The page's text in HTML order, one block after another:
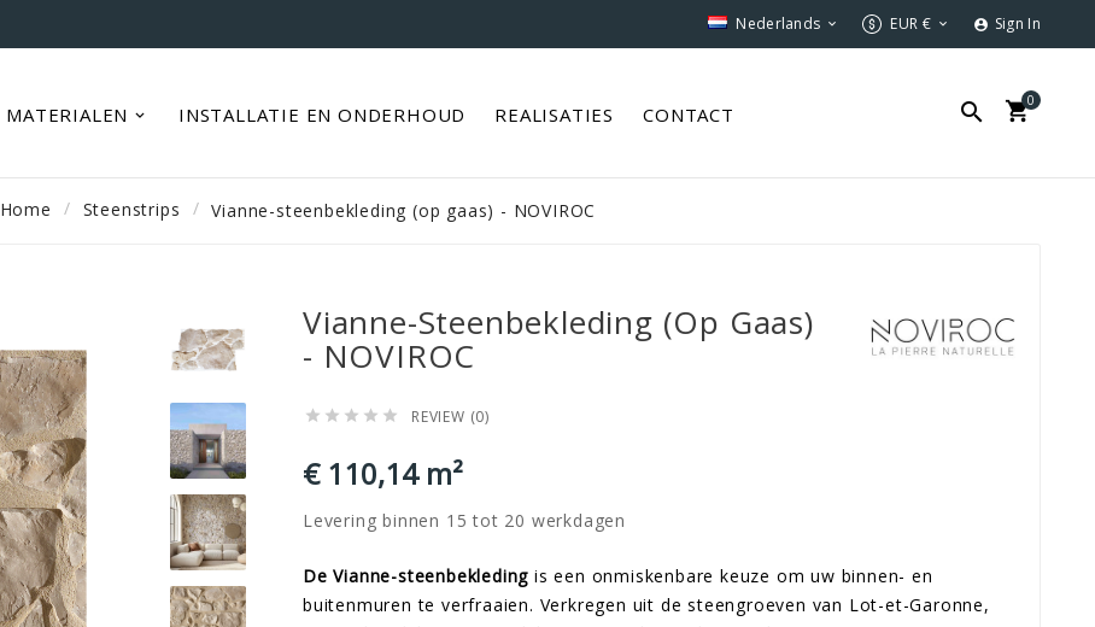
Nederlands  EUR €   Sign In
MATERIALEN INSTALLATIE EN ONDERHOUD REALISATIES CONTACT  0
Home Steenstrips Vianne-steenbekleding (op gaas) - NOVIROC
Vianne-Steenbekleding (op Gaas)
- NOVIROC
     REVIEW (0)
€ 110,14 m²
Levering binnen 15 tot 20 werkdagen
De Vianne-steenbekleding is een onmiskenbare keuze om uw binnen- en
buitenmuren te verfraaien. Verkregen uit de steengroeven van Lot-et-Garonne,